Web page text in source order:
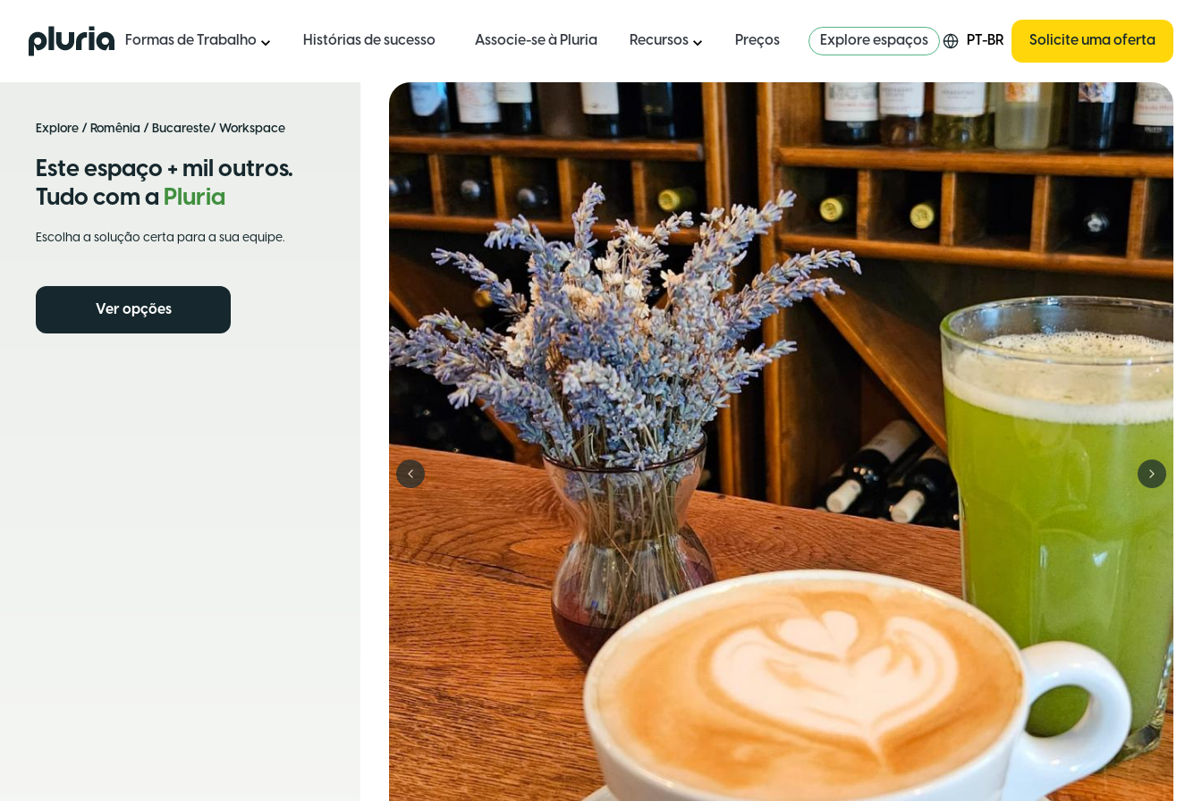
Logo Pluria Formas de Trabalho Histórias de sucesso Associe-se à Pluria Recursos Preços Explore espaços PT-BR Solicite uma oferta
Explore / Romênia / Bucareste/ Workspace
Este espaço + mil outros.
Tudo com a Pluria
Escolha a solução certa para a sua equipe.
Ver opções
Previous slide Next